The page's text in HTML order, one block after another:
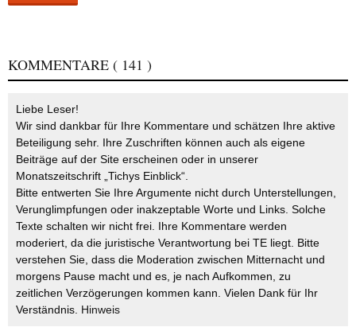
KOMMENTARE ( 141 )
Liebe Leser!
Wir sind dankbar für Ihre Kommentare und schätzen Ihre aktive
Beteiligung sehr. Ihre Zuschriften können auch als eigene
Beiträge auf der Site erscheinen oder in unserer
Monatszeitschrift „Tichys Einblick“.
Bitte entwerten Sie Ihre Argumente nicht durch Unterstellungen,
Verunglimpfungen oder inakzeptable Worte und Links. Solche
Texte schalten wir nicht frei. Ihre Kommentare werden
moderiert, da die juristische Verantwortung bei TE liegt. Bitte
verstehen Sie, dass die Moderation zwischen Mitternacht und
morgens Pause macht und es, je nach Aufkommen, zu
zeitlichen Verzögerungen kommen kann. Vielen Dank für Ihr
Verständnis. Hinweis